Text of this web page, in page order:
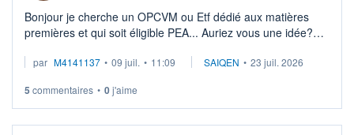
Bonjour je cherche un OPCVM ou Etf dédié aux matières
premières et qui soit éligible PEA... Auriez vous une idée?
par M4141137 • 09 juil. • 11:09 SAIQEN • 23 juil. 2026
5 commentaires • 0j'aime